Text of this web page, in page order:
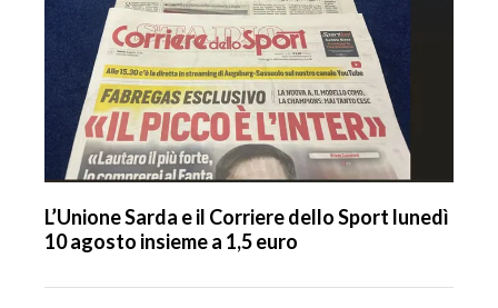
L’Unione Sarda e il Corriere dello Sport lunedì
10 agosto insieme a 1,5 euro